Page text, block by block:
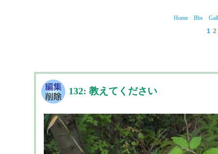
Home Bbs
1 2
132: 教えてください